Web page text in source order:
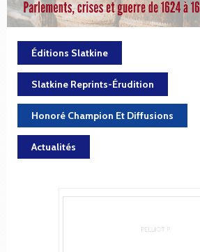
Éditions Slatkine
Slatkine Reprints-Érudition
Honoré Champion Et Diffusions
Actualités